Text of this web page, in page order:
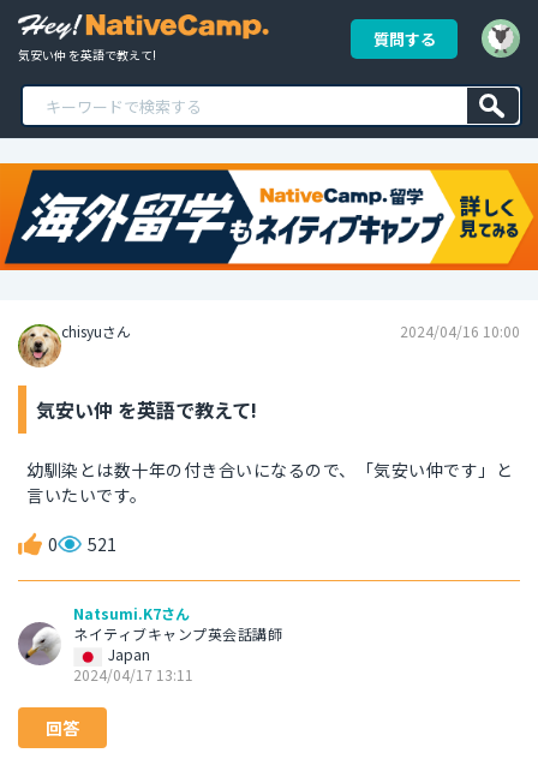
気安い仲 を英語で教えて!
質問する
chisyuさん 2024/04/16 10:00
気安い仲 を英語で教えて!
幼馴染とは数十年の付き合いになるので、「気安い仲です」と
言いたいです。
0 521
Natsumi.K7さん
ネイティブキャンプ英会話講師
Japan
2024/04/17 13:11
回答